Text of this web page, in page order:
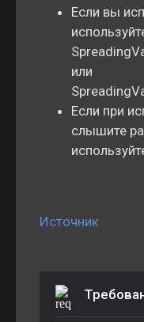
Если вы
или
Если при
слышите
Источник